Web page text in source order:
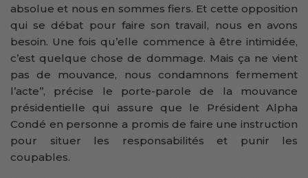
absolue et nous en sommes fiers. Et cette opposition
qui se débat pour faire son travail, nous en avons
besoin. Une fois qu’elle commence à être intimidée,
c’est quelque chose de dommage. Mais ça ne vient
pas de mouvance, nous condamnons fermement
l’acte’’, précise le porte-parole de la mouvance
présidentielle qui assure que le Président Alpha
Condé en personne a promis de faire une instruction
pour situer les responsabilités et punir les
coupables.